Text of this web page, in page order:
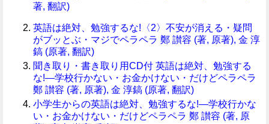
著, 翻訳)
英語は絶対、勉強するな!〈2〉不安が消える・疑問
がブッとぶ・マジでペラペラ 鄭 讃容 (著, 原著), 金 淳
鎬 (原著, 翻訳)
聞き取り・書き取り用CD付 英語は絶対、勉強する
な!―学校行かない・お金かけない・だけどペラペラ
鄭 讃容 (著, 原著), 金 淳鎬 (原著, 翻訳)
小学生からの英語は絶対、勉強するな!―学校行かな
い・お金かけない・だけどペラペラ 鄭 讃容 (著, 原